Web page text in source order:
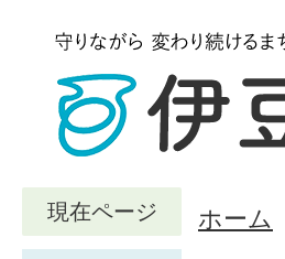
現在ページ ホーム